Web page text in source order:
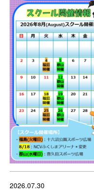
2026.07.30